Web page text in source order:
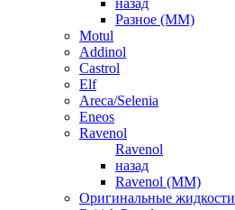
назад
Разное (ММ)
Motul
Addinol
Castrol
Elf
Areca/Selenia
Eneos
Ravenol
Ravenol
назад
Ravenol (ММ)
Оригинальные жидкости